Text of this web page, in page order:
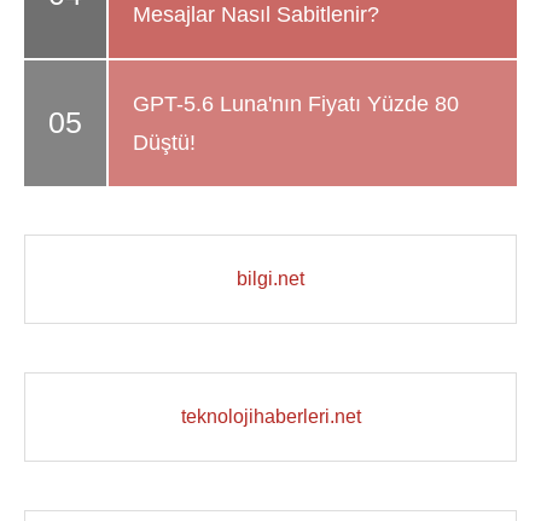
Mesajlar Nasıl Sabitlenir?
GPT-5.6 Luna'nın Fiyatı Yüzde 80
Düştü!
bilgi.net
teknolojihaberleri.net